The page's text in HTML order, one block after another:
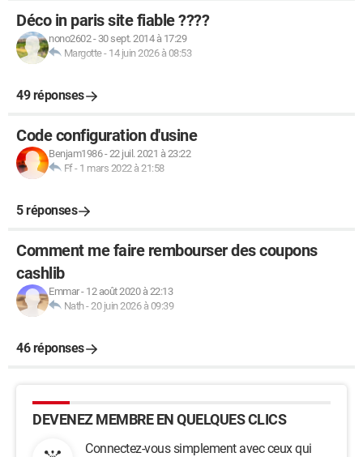
Déco in paris site fiable ????
nono2602- 30 sept. 2014 à 17:29
Margotte- 14 juin 2026 à 08:53
49 réponses
Code configuration d'usine
Benjam1986-22 juil. 2021 à 23:22
Ff- 1 mars 2022 à 21:58
5 réponses
Comment me faire rembourser des coupons
cashlib
Emmar- 12 août 2020 à 22:13
Nath-20 juin 2026 à 09:39
46 réponses
DEVENEZ MEMBRE EN QUELQUES CLICS
Connectez-vous simplement avec ceux qui